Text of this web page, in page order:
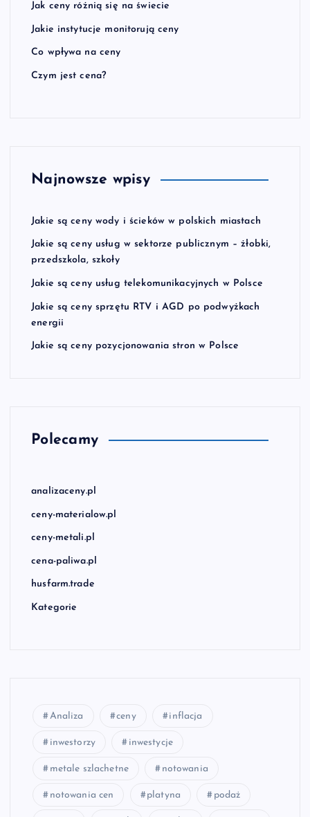
w
w
p
i
s
w
Jak ceny różnią się na świecie
Jakie instytucje monitorują ceny
Co wpływa na ceny
Czym jest cena?
Najnowsze wpisy
Jakie są ceny wody i ścieków w polskich miastach
Jakie są ceny usług w sektorze publicznym – żłobki,
przedszkola, szkoły
Jakie są ceny usług telekomunikacyjnych w Polsce
Jakie są ceny sprzętu RTV i AGD po podwyżkach
energii
Jakie są ceny pozycjonowania stron w Polsce
Polecamy
analizaceny.pl
ceny-materialow.pl
ceny-metali.pl
cena-paliwa.pl
husfarm.trade
Kategorie
Analiza ceny inflacja
inwestorzy inwestycje
metale szlachetne notowania
notowania cen platyna podaż